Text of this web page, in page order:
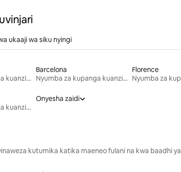
ukaaji wa siku nyingi
Nyumba za kupanga kuanzia mwezi mmoja
Barcelona
Nyumba za kupanga kuanzia mwezi mmoja
Florence
Nyumba za kupanga kuanzia mwezi mmoja
Onyesha zaidi
kutumika katika maeneo fulani na kwa baadhi